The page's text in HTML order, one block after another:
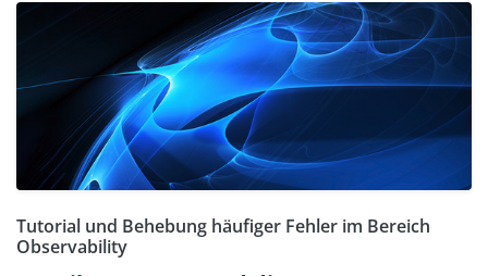
Tutorial und Behebung häufiger Fehler im Bereich
Observability